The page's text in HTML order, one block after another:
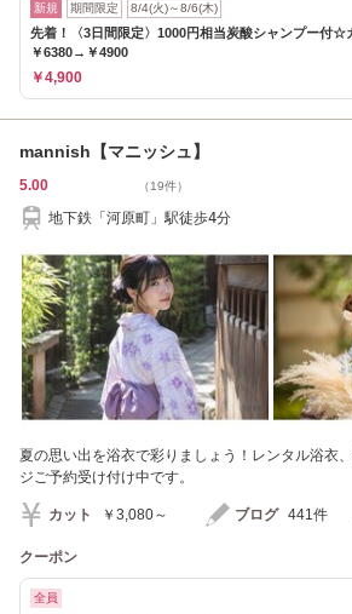
新規 期間限定 8/4(火)～8/6(木)
先着！〈3日間限定〉1000円相当炭酸シャンプー付☆
￥6380→￥4900
￥4,900
mannish【マニッシュ】
5.00 （19件）
地下鉄「河原町」駅徒歩4分
夏の思い出を浴衣で彩りましょう！レンタル浴衣
ジご予約受け付け中です。
カット ￥3,080～ ブログ 441件
クーポン
全員